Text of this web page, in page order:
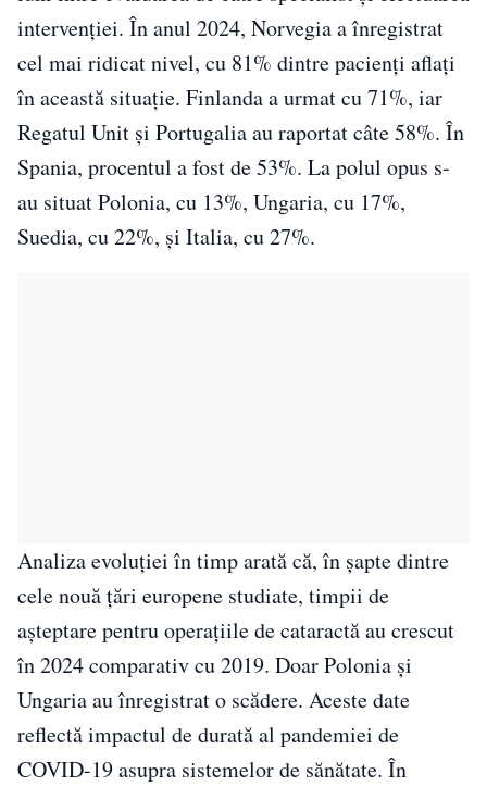
intervenției. În anul 2024, Norvegia a înregistrat
cel mai ridicat nivel, cu 81% dintre pacienți aflați
în această situație. Finlanda a urmat cu 71%, iar
Regatul Unit și Portugalia au raportat câte 58%. În
Spania, procentul a fost de 53%. La polul opus s-
au situat Polonia, cu 13%, Ungaria, cu 17%,
Suedia, cu 22%, și Italia, cu 27%.
Analiza evoluției în timp arată că, în șapte dintre
cele nouă țări europene studiate, timpii de
așteptare pentru operațiile de cataractă au crescut
în 2024 comparativ cu 2019. Doar Polonia și
Ungaria au înregistrat o scădere. Aceste date
reflectă impactul de durată al pandemiei de
COVID-19 asupra sistemelor de sănătate. În